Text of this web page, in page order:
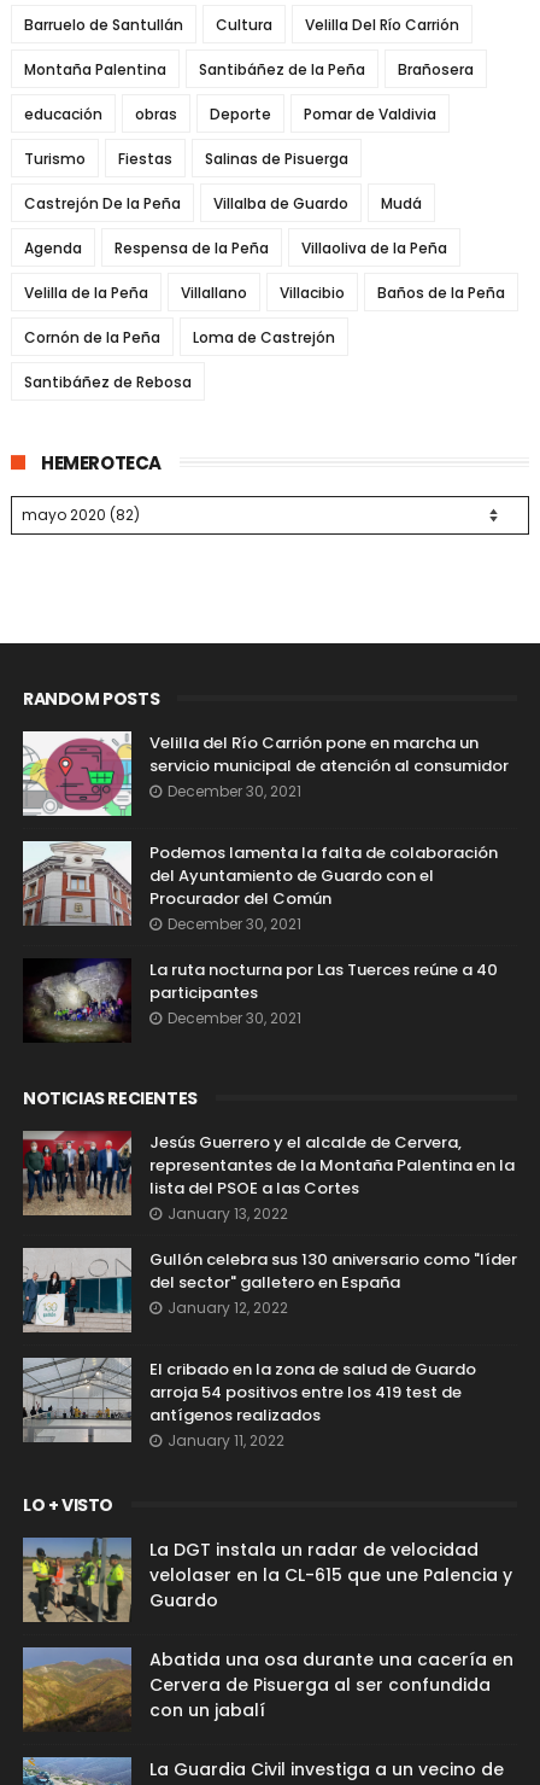
Barruelo de Santullán Cultura Velilla Del Río Carrión
Montaña Palentina Santibáñez de la Peña Brañosera
educación obras Deporte Pomar de Valdivia
Turismo Fiestas Salinas de Pisuerga
Castrejón De la Peña Villalba de Guardo Mudá
Agenda Respensa de la Peña Villaoliva de la Peña
Velilla de la Peña Villallano Villacibio Baños de la Peña
Cornón de la Peña Loma de Castrejón
Santibáñez de Rebosa
HEMEROTECA
RANDOM POSTS
Velilla del Río Carrión pone en marcha un
servicio municipal de atención al consumidor
December 30, 2021
Podemos lamenta la falta de colaboración
del Ayuntamiento de Guardo con el
Procurador del Común
December 30, 2021
La ruta nocturna por Las Tuerces reúne a 40
participantes
December 30, 2021
NOTICIAS RECIENTES
Jesús Guerrero y el alcalde de Cervera,
representantes de la Montaña Palentina en la
lista del PSOE a las Cortes
January 13, 2022
Gullón celebra sus 130 aniversario como "líder
del sector" galletero en España
January 12, 2022
El cribado en la zona de salud de Guardo
arroja 54 positivos entre los 419 test de
antígenos realizados
January 11, 2022
LO + VISTO
La DGT instala un radar de velocidad
velolaser en la CL-615 que une Palencia y
Guardo
Abatida una osa durante una cacería en
Cervera de Pisuerga al ser confundida
con un jabalí
La Guardia Civil investiga a un vecino de